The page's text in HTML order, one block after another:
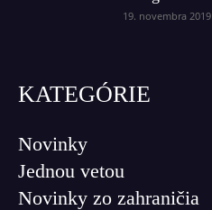
19. novembra 2019
KATEGÓRIE
Novinky
Jednou vetou
Novinky zo zahraničia